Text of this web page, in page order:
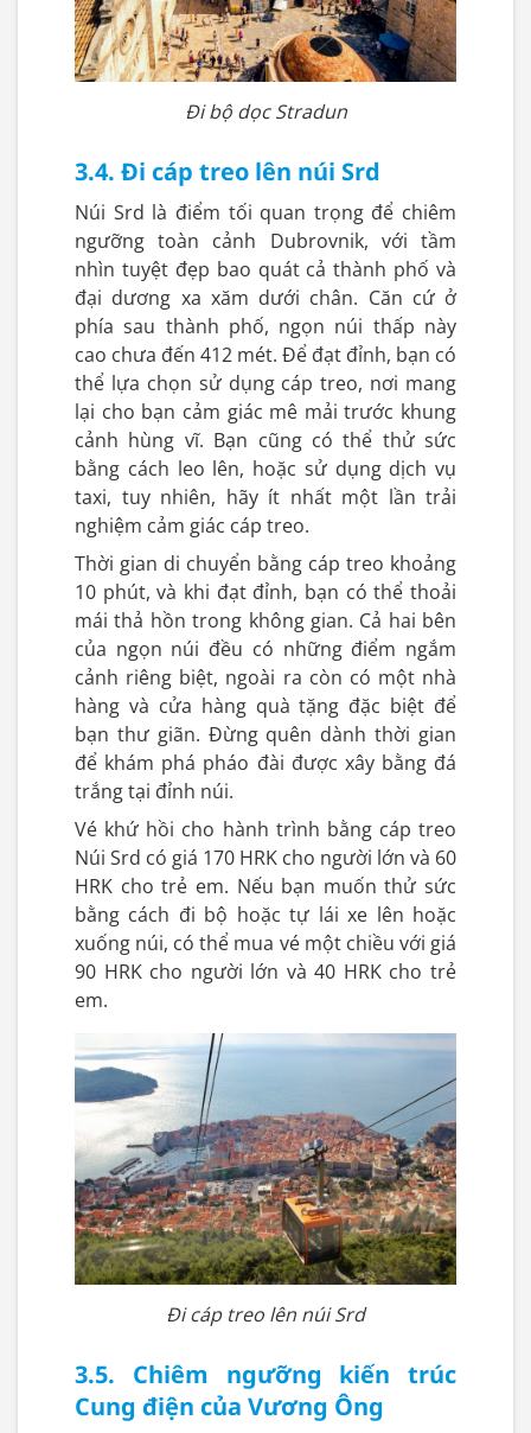
Đi bộ dọc Stradun
3.4. Đi cáp treo lên núi Srd
Núi Srd là điểm tối quan trọng để chiêm
ngưỡng toàn cảnh Dubrovnik, với tầm
nhìn tuyệt đẹp bao quát cả thành phố và
đại dương xa xăm dưới chân. Căn cứ ở
phía sau thành phố, ngọn núi thấp này
cao chưa đến 412 mét. Để đạt đỉnh, bạn có
thể lựa chọn sử dụng cáp treo, nơi mang
lại cho bạn cảm giác mê mải trước khung
cảnh hùng vĩ. Bạn cũng có thể thử sức
bằng cách leo lên, hoặc sử dụng dịch vụ
taxi, tuy nhiên, hãy ít nhất một lần trải
nghiệm cảm giác cáp treo.
Thời gian di chuyển bằng cáp treo khoảng
10 phút, và khi đạt đỉnh, bạn có thể thoải
mái thả hồn trong không gian. Cả hai bên
của ngọn núi đều có những điểm ngắm
cảnh riêng biệt, ngoài ra còn có một nhà
hàng và cửa hàng quà tặng đặc biệt để
bạn thư giãn. Đừng quên dành thời gian
để khám phá pháo đài được xây bằng đá
trắng tại đỉnh núi.
Vé khứ hồi cho hành trình bằng cáp treo
Núi Srd có giá 170 HRK cho người lớn và 60
HRK cho trẻ em. Nếu bạn muốn thử sức
bằng cách đi bộ hoặc tự lái xe lên hoặc
xuống núi, có thể mua vé một chiều với giá
90 HRK cho người lớn và 40 HRK cho trẻ
em.
Đi cáp treo lên núi Srd
3.5. Chiêm ngưỡng kiến trúc
Cung điện của Vương Ông